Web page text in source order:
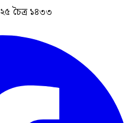
২৫ চৈত্র ১৪৩৩